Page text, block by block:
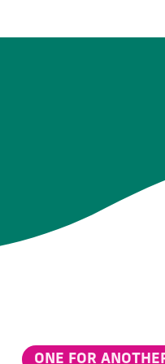
ONE FOR